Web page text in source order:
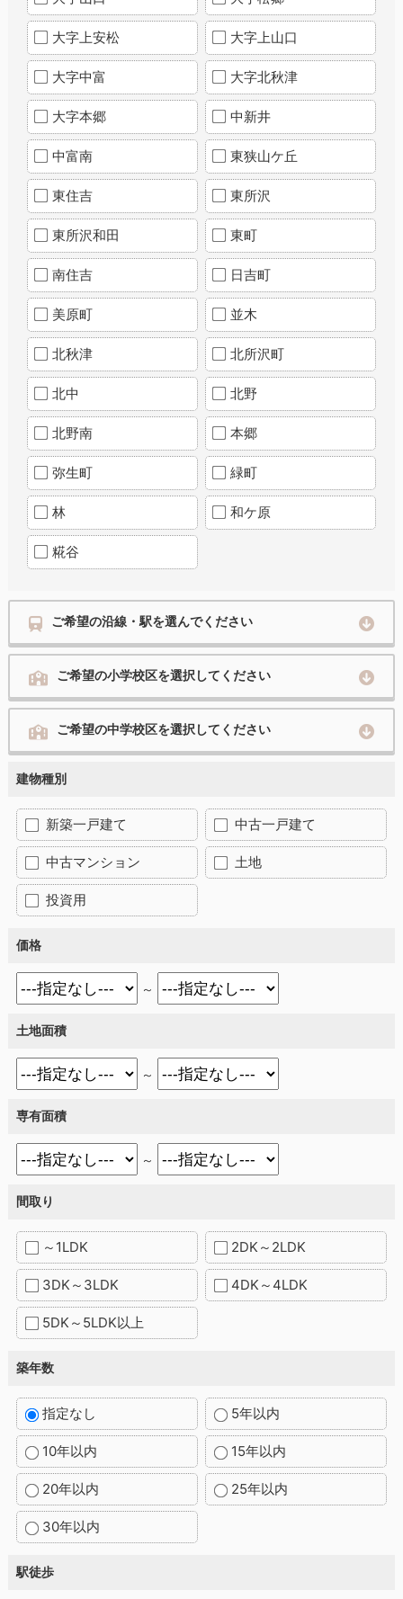
大字上安松 大字上山口
大字中富 大字北秋津
大字本郷 中新井
中富南 東狭山ケ丘
東住吉 東所沢
東所沢和田 東町
南住吉 日吉町
美原町 並木
北秋津 北所沢町
北中 北野
北野南 本郷
弥生町 緑町
林 和ケ原
糀谷
ご希望の沿線・駅を選んでください
ご希望の小学校区を選択してください
ご希望の中学校区を選択してください
建物種別
新築一戸建て 中古一戸建て
中古マンション 土地
投資用
価格
～
土地面積
～
専有面積
～
間取り
～1LDK 2DK～2LDK
3DK～3LDK 4DK～4LDK
5DK～5LDK以上
築年数
指定なし 5年以内
10年以内 15年以内
20年以内 25年以内
30年以内
駅徒歩